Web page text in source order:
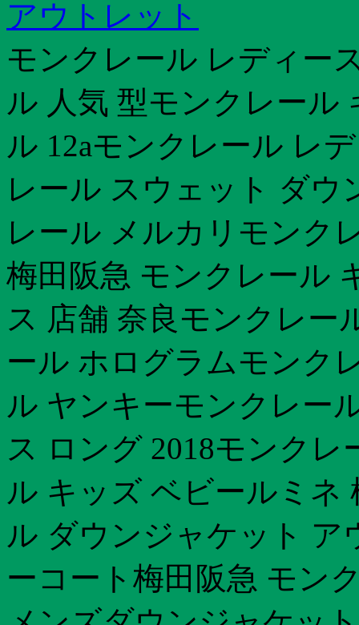
アウトレット
モンクレール レディー
ル 人気 型モンクレール
ル 12aモンクレール レ
レール スウェット ダ
レール メルカリモンク
梅田阪急 モンクレール
ス 店舗 奈良モンクレー
ール ホログラムモンク
ル ヤンキーモンクレー
ス ロング 2018モンクレ
ル キッズ ベビールミネ
ル ダウンジャケット
ーコート梅田阪急 モン